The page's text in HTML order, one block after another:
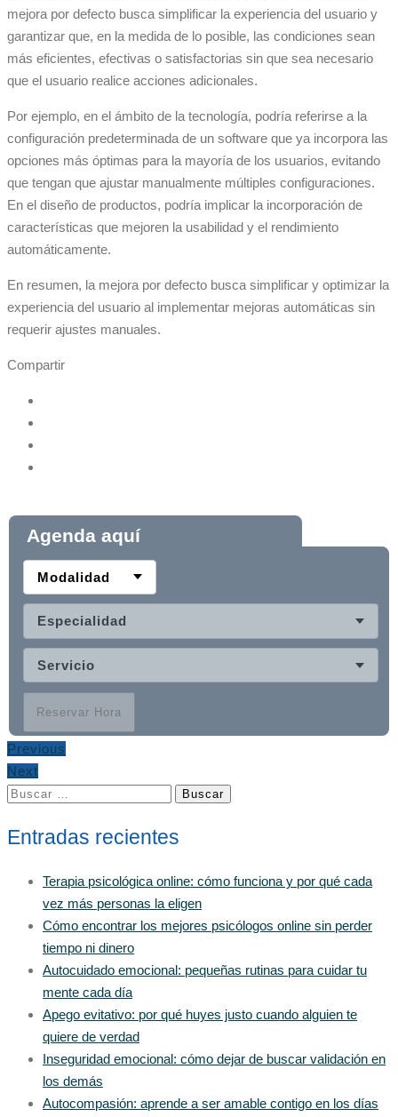
mejora por defecto busca simplificar la experiencia del usuario y
garantizar que, en la medida de lo posible, las condiciones sean
más eficientes, efectivas o satisfactorias sin que sea necesario
que el usuario realice acciones adicionales.
Por ejemplo, en el ámbito de la tecnología, podría referirse a la
configuración predeterminada de un software que ya incorpora las
opciones más óptimas para la mayoría de los usuarios, evitando
que tengan que ajustar manualmente múltiples configuraciones.
En el diseño de productos, podría implicar la incorporación de
características que mejoren la usabilidad y el rendimiento
automáticamente.
En resumen, la mejora por defecto busca simplificar y optimizar la
experiencia del usuario al implementar mejoras automáticas sin
requerir ajustes manuales.
Compartir
Agenda aquí
Modalidad
Especialidad
Servicio
Reservar Hora
Previous
Next
Buscar:
Entradas recientes
Terapia psicológica online: cómo funciona y por qué cada
vez más personas la eligen
Cómo encontrar los mejores psicólogos online sin perder
tiempo ni dinero
Autocuidado emocional: pequeñas rutinas para cuidar tu
mente cada día
Apego evitativo: por qué huyes justo cuando alguien te
quiere de verdad
Inseguridad emocional: cómo dejar de buscar validación en
los demás
Autocompasión: aprende a ser amable contigo en los días